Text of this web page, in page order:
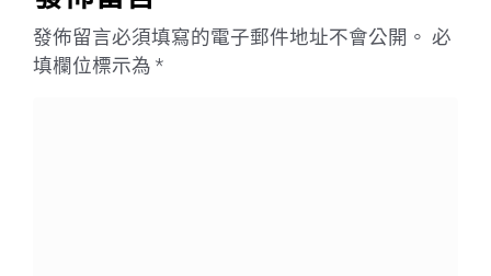
發佈留言必須填寫的電子郵件地址不會公開。 必
填欄位標示為 *